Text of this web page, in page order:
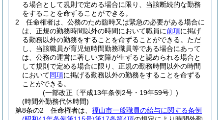
る場合として規則で定める場合に限り、当該断続的な勤務
をすることを命ずることができる。
2
任命権者は、公務のため臨時又は緊急の必要がある場合に
は、正規の勤務時間以外の時間において職員に前項に掲げ
る勤務以外の勤務をすることを命ずることができる。 ただ
し、当該職員が育児短時間勤務職員等である場合にあって
は、公務の運営に著しい支障が生ずると認められる場合と
して規則で定める場合に限り、正規の勤務時間以外の時間
において同項に掲げる勤務以外の勤務をすることを命ずる
ことができる。
(一部改正〔平成13年条例2号・19年59号〕)
(時間外勤務代休時間)
第8条の2
任命権者は、 福山市一般職員の給与に関する条例